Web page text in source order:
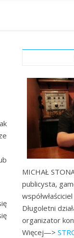
MICHAŁ
publicysta,
Długoletni
organizator
Więcej—>